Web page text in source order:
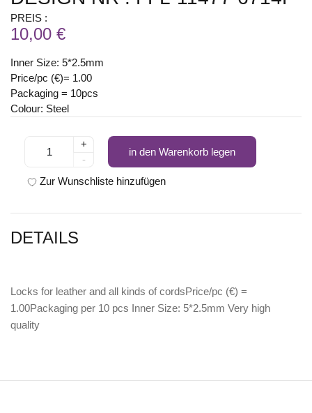
PREIS :
10,00 €
Inner Size: 5*2.5mm
Price/pc (€)= 1.00
Packaging = 10pcs
Colour: Steel
+
-
in den Warenkorb legen
Zur Wunschliste hinzufügen
DETAILS
Locks for leather and all kinds of cordsPrice/pc (€) =
1.00Packaging per 10 pcs Inner Size: 5*2.5mm Very high
quality